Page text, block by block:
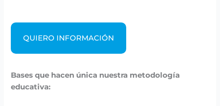
QUIERO INFORMACIÓN
Bases que hacen única nuestra metodología
educativa: